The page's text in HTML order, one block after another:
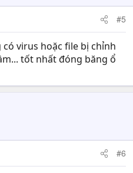
#5
virus hoặc file bị chỉnh
tốt nhất đóng băng ổ
#6